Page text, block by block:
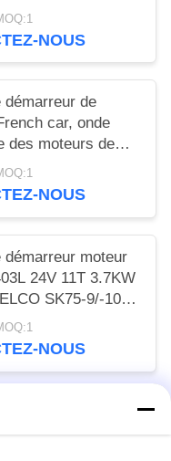
DRS0343
NOUS
démarreur de
car, onde
des moteurs de
marché des
D7E1218-07 12V
NOUS
démarreur moteur
24V 11T 3.7KW
SK75-9/-10
10/4LE2
NOUS